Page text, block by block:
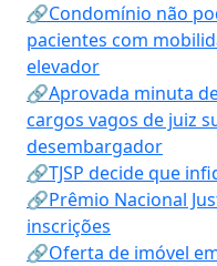
🔗Condomínio não
pacientes com
elevador
🔗Aprovada minuta
cargos vagos de juiz
desembargador
🔗TJSP decide que
🔗Prêmio Nacional
inscrições
🔗Oferta de imóvel